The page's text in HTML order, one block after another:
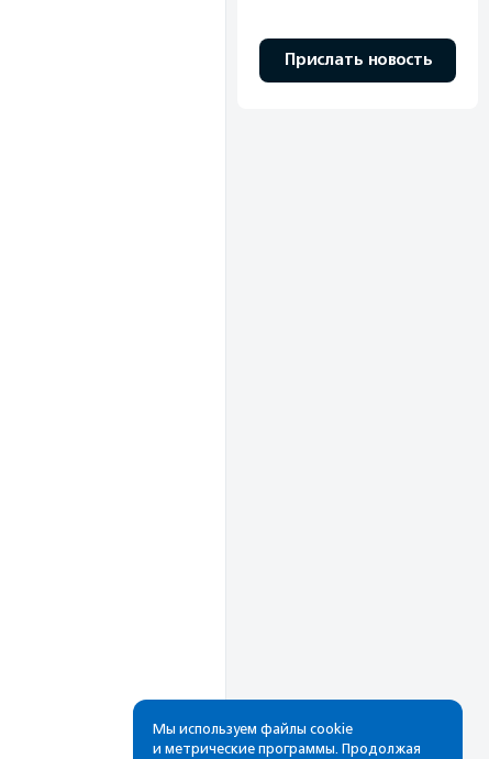
Прислать новость
Мы используем файлы cookie
и метрические программы. Продолжая